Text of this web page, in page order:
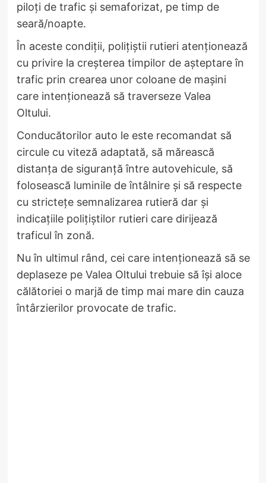
piloți de trafic și semaforizat, pe timp de
seară/noapte.
În aceste condiții, polițiștii rutieri atenționează
cu privire la creșterea timpilor de așteptare în
trafic prin crearea unor coloane de mașini
care intenționează să traverseze Valea
Oltului.
Conducătorilor auto le este recomandat să
circule cu viteză adaptată, să mărească
distanța de siguranță între autovehicule, să
folosească luminile de întâlnire și să respecte
cu strictețe semnalizarea rutieră dar și
indicațiile polițiștilor rutieri care dirijează
traficul în zonă.
Nu în ultimul rând, cei care intenționează să se
deplaseze pe Valea Oltului trebuie să își aloce
călătoriei o marjă de timp mai mare din cauza
întârzierilor provocate de trafic.